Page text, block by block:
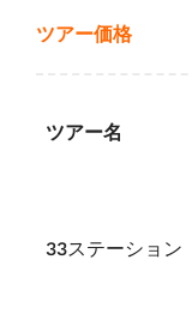
ツアー価格
ツアー名
33ステーション